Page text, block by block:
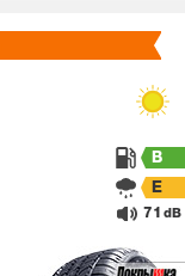
B
E
71 dB